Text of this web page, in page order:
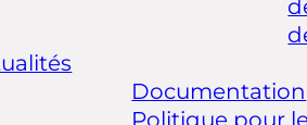
Documentation
Politique pour